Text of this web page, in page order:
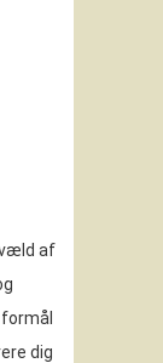
væld af
dig